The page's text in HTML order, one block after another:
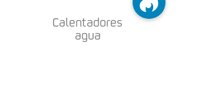
Calentadores
agua